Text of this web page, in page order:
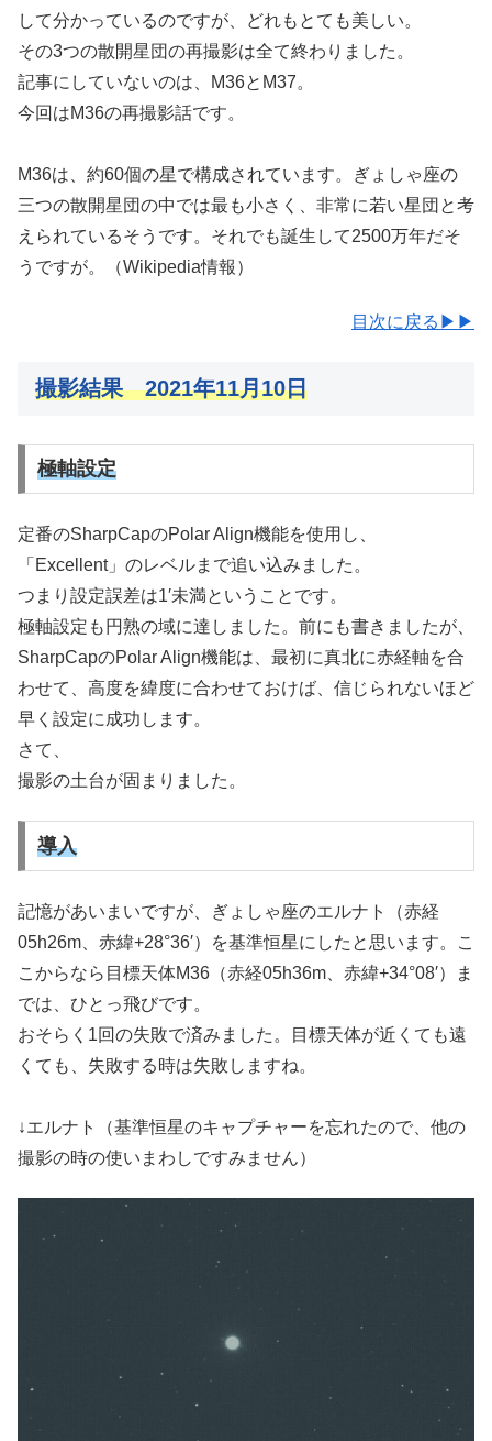
して分かっているのですが、どれもとても美しい。
その3つの散開星団の再撮影は全て終わりました。
記事にしていないのは、M36とM37。
今回はM36の再撮影話です。
M36は、約60個の星で構成されています。ぎょしゃ座の
三つの散開星団の中では最も小さく、非常に若い星団と考
えられているそうです。それでも誕生して2500万年だそ
うですが。（Wikipedia情報）
目次に戻る▶▶
撮影結果 2021年11月10日
極軸設定
定番のSharpCapのPolar Align機能を使用し、
「Excellent」のレベルまで追い込みました。
つまり設定誤差は1′未満ということです。
極軸設定も円熟の域に達しました。前にも書きましたが、
SharpCapのPolar Align機能は、最初に真北に赤経軸を合
わせて、高度を緯度に合わせておけば、信じられないほど
早く設定に成功します。
さて、
撮影の土台が固まりました。
導入
記憶があいまいですが、ぎょしゃ座のエルナト（赤経
05h26m、赤緯+28°36′）を基準恒星にしたと思います。こ
こからなら目標天体M36（赤経05h36m、赤緯+34°08′）ま
では、ひとっ飛びです。
おそらく1回の失敗で済みました。目標天体が近くても遠
くても、失敗する時は失敗しますね。
↓エルナト（基準恒星のキャプチャーを忘れたので、他の
撮影の時の使いまわしですみません）